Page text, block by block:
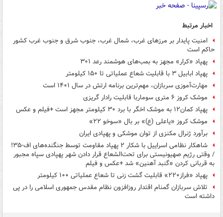
اخبار مرتبط
امنیت پایدار بر مرزهای غرب، شمال غرب، جنوب شرق و جنوب غرب کشور
حاکم است
پهپاد «کرار» مجهز به بمب‌های هوشمند رعد ۳۰۱
پهپاد ابابیل ۳ با قابلیت شعاع عملیاتی تا ۱۵۰ کیلومتر
مهارت‌آموزی سربازان، مهم‌ترین برنامه ارتش در سال ۱۴۰۱ است
موشک کروز ۶ متری سوماربا قابلیت رادار گریزی
پهپاد کمان۱۲ به موشک اخگر با برد ۳۰ کیلومتر مجهز است +فیلم و عکس
موشک کروز «یاعلی (ع)» بر بال «سوخو ۲۲»
برآورد ژنرال مکنزی از توان موشکی و پهپادی ایران
شاهکار نظامی اسراییل با شکار ۲ پهپاد مقاومت توسط جنگنده‌های اف-۳۵!
/ وقتی رژیم صهیونیستی برای تحت‌الشعاع قرار دادن شهر پهپادی سپاه مجبور
به قربانی کردن «گنبد آهنین» شد +عکس و فیلم
پهپاد «فراز۲۲۰» قابلیت گشت زنی تا شعاع عملیاتی ۱۰۰ کیلومتر
تلاش سربازان گمنام اقتدار روزافزون نظام مقدس جمهوری اسلامی را در پی
داشته است